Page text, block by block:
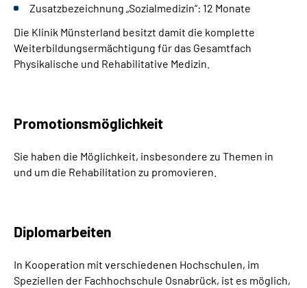
Zusatzbezeichnung „Sozialmedizin“: 12 Monate
Die Klinik Münsterland besitzt damit die komplette
Weiterbildungsermächtigung für das Gesamtfach
Physikalische und Rehabilitative Medizin.
Promotionsmöglichkeit
Sie haben die Möglichkeit, insbesondere zu Themen in
und um die Rehabilitation zu promovieren.
Diplomarbeiten
In Kooperation mit verschiedenen Hochschulen, im
Speziellen der Fachhochschule Osnabrück, ist es möglich,